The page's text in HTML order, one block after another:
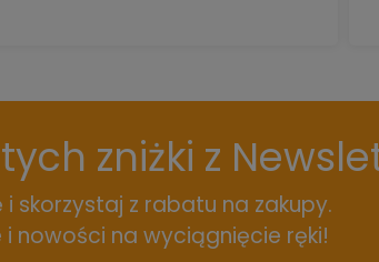
zniżki z
i skorzystaj z rabatu na zakupy.
i nowości na wyciągnięcie ręki!